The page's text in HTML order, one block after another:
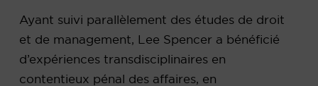
Ayant suivi parallèlement des études de droit
et de management, Lee Spencer a bénéficié
d’expériences transdisciplinaires en
contentieux pénal des affaires, en